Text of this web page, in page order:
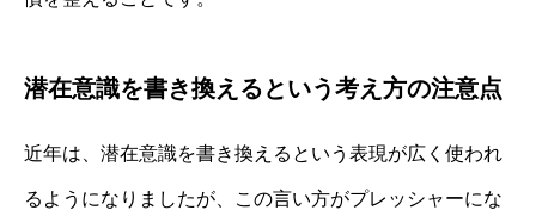
潜在意識を書き換えるという考え方の注意点
近年は、潜在意識を書き換えるという表現が広く使われ
るようになりましたが、この言い方がプレッシャーにな